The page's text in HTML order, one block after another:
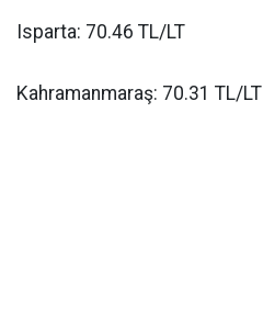
Isparta: 70.46 TL/LT
Kahramanmaraş: 70.31 TL/LT